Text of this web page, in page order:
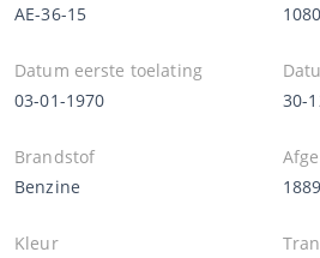
AE-36-15
Datum eerste toelating
03-01-1970
30-
Brandstof
Benzine
Kleur